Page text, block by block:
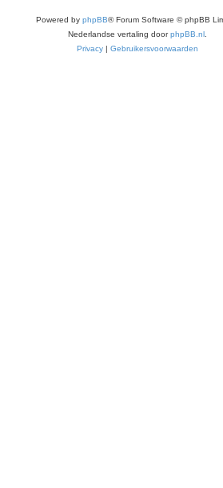
Powered by phpBB® Forum Software © phpBB
Nederlandse vertaling doorphpBB.nl.
Privacy| Gebruikersvoorwaarden